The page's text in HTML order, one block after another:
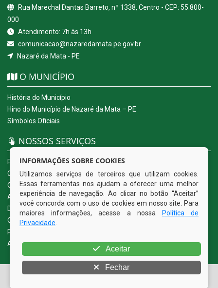
Rua Marechal Dantas Barreto, nº 1338, Centro - CEP: 55.800-
000
Atendimento: 7h às 13h
comunicacao@nazaredamata.pe.gov.br
Nazaré da Mata - PE
O MUNICÍPIO
História do Município
Hino do Município de Nazaré da Mata – PE
Símbolos Oficiais
NOSSOS SERVIÇOS
Portal da Transparência
Carta de Serviços ao Usuário
Ouvidoria Eletrônica
Acesso a Informação (eSIC)
Diário Oficial
Quadro de Avisos
Política de Privacidade
Acessibilidade
© Copyright 2026 Prefeitura Municipal de Nazaré da Mata |
INFORMAÇÕES SOBRE COOKIES
Utilizamos serviços de terceiros que utilizam cookies.
Essas ferramentas nos ajudam a oferecer uma melhor
experiência de navegação. Ao clicar no botão “Aceitar”
você concorda com o uso de cookies em nosso site. Para
maiores informações, acesse a nossa
Política de
Privacidade
Aceitar
Fechar